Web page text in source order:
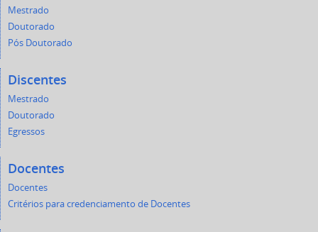
Mestrado
Doutorado
Pós Doutorado
Discentes
Mestrado
Doutorado
Egressos
Docentes
Docentes
Critérios para credenciamento de Docentes